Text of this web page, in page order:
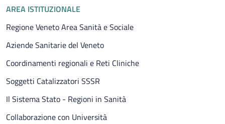
Piè di pagina
AREA ISTITUZIONALE
Regione Veneto Area Sanità e Sociale
Aziende Sanitarie del Veneto
Coordinamenti regionali e Reti Cliniche
Soggetti Catalizzatori SSSR
Il Sistema Stato - Regioni in Sanità
Collaborazione con Università